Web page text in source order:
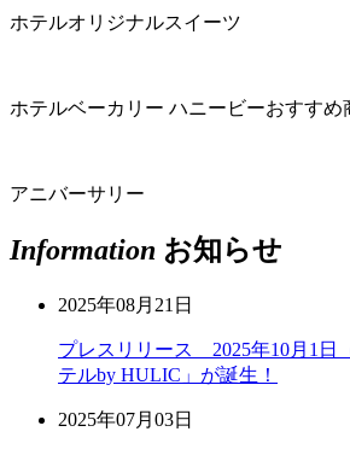
ホテルオリジナルスイーツ
ホテルベーカリー ハニービーおすすめ
アニバーサリー
Information お知らせ
2025年08月21日
プレスリリース 2025年10月1日
テルby HULIC」が誕生！
2025年07月03日